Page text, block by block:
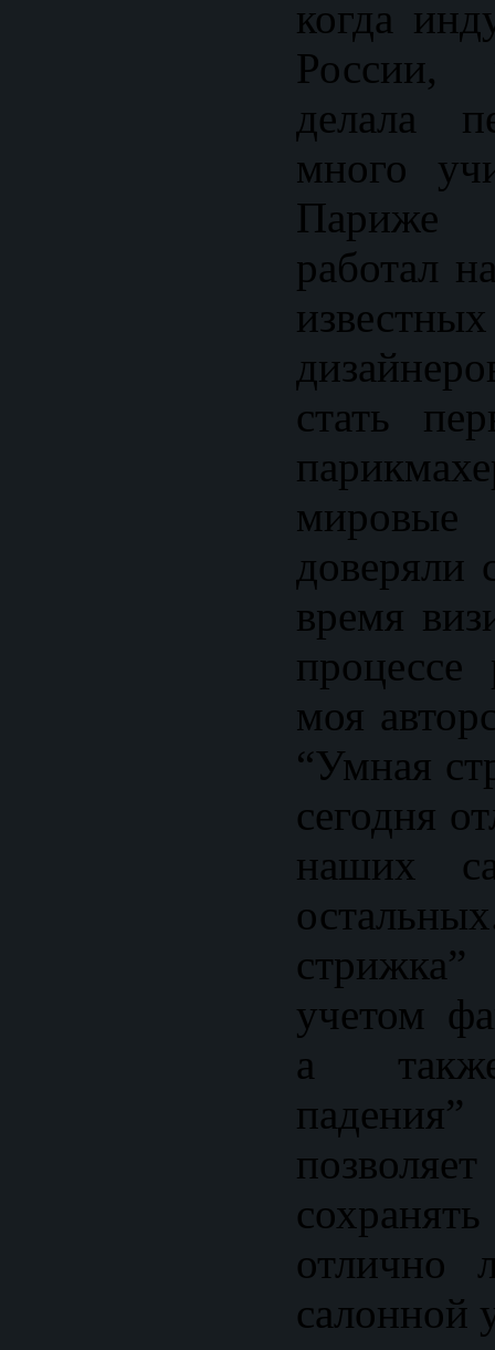
когда
России,
делала
много
Париже
работал
стать
доверяли
время
процессе
моя
“Умная
сегодня
наших
учетом
а
отлично
салонной